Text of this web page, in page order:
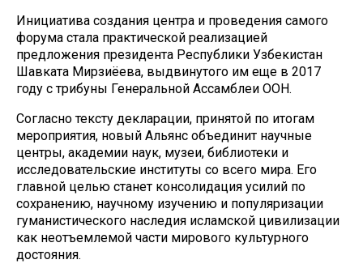
Инициатива создания центра и проведения самого
форума стала практической реализацией
предложения президента Республики Узбекистан
Шавката Мирзиёева, выдвинутого им еще в 2017
году с трибуны Генеральной Ассамблеи ООН.
Согласно тексту декларации, принятой по итогам
мероприятия, новый Альянс объединит научные
центры, академии наук, музеи, библиотеки и
исследовательские институты со всего мира. Его
главной целью станет консолидация усилий по
сохранению, научному изучению и популяризации
гуманистического наследия исламской цивилизации
как неотъемлемой части мирового культурного
достояния.